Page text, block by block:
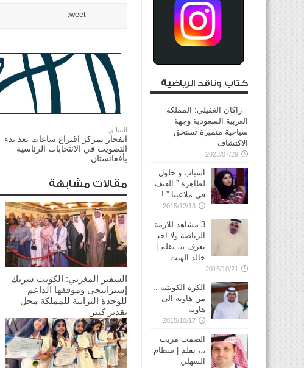
tweet
السابق:
انفجار بمركز اقتراع ساعات بعد بدء
التصويت في الانتخابات الرئاسية
بأفغانستان
مقالات مشابهة
السفير المغربي: الكويت شريك
إستراتيجي وموقفها الداعم
للوحدة الترابية للمملكة محل
تقدير كبير
2026/08/03
كتاب وناقد الرياضية
راكان الغفيلي: المملكة
العربية السعودية وجهة
سياحية متميزة تستحق
الاكتشاف
2023/07/29
اسباب و حلول
لظاهرة ” العنف
في ملاعبنا ” !
2015/12/13
3 مشاهد للازمة
الرياضة ولا احد
يعرف ،،، بقلم |
خالد الهيت
2015/10/21
الكرة الكويتية ..
من هاويه الى
هاويه
2015/10/17
الصمت مريب
،،، بقلم | سطام
السهلي